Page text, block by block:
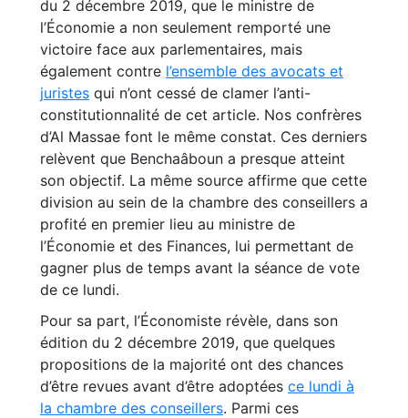
du 2 décembre 2019, que le ministre de
l’Économie a non seulement remporté une
victoire face aux parlementaires, mais
également contre l’ensemble des avocats et
juristes qui n’ont cessé de clamer l’anti-
constitutionnalité de cet article. Nos confrères
d’Al Massae font le même constat. Ces derniers
relèvent que Benchaâboun a presque atteint
son objectif. La même source affirme que cette
division au sein de la chambre des conseillers a
profité en premier lieu au ministre de
l’Économie et des Finances, lui permettant de
gagner plus de temps avant la séance de vote
de ce lundi.
Pour sa part, l’Économiste révèle, dans son
édition du 2 décembre 2019, que quelques
propositions de la majorité ont des chances
d’être revues avant d’être adoptées ce lundi à
la chambre des conseillers. Parmi ces